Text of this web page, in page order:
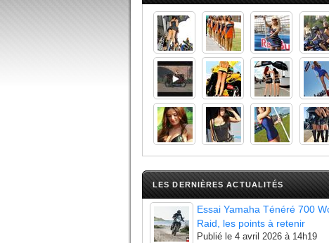
LES DERNIÈRES ACTUALITÉS
Essai Yamaha Ténéré 700
Raid, les points à retenir
Publié le 4 avril 2026 à 14h19